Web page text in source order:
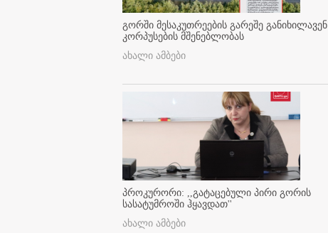
გორში მესაკუთრეების გარეშე განიხილავენ
კორპუსების მშენებლობას
ახალი ამბები
პროკურორი: ,,გატაცებული პირი გორის
სასატუმროში ჰყავდათ''
ახალი ამბები